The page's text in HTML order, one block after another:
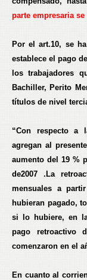
parte empresaria se
Por el art.10, se
establece el pago
los trabajadores
Bachiller, Perito
títulos de nivel
“Con respecto a
agregan al
aumento del 19 %
de2007 .La
mensuales a
hubieran pagado,
si lo hubiere, en
pago retroactivo
comenzaron en el
En cuanto al